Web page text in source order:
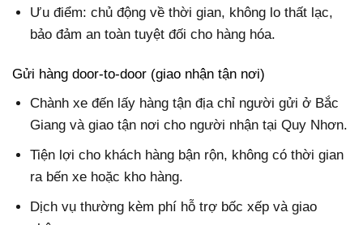
Ưu điểm: chủ động về thời gian, không lo thất lạc,
bảo đảm an toàn tuyệt đối cho hàng hóa.
Gửi hàng door-to-door (giao nhận tận nơi)
Chành xe đến lấy hàng tận địa chỉ người gửi ở Bắc
Giang và giao tận nơi cho người nhận tại Quy Nhơn.
Tiện lợi cho khách hàng bận rộn, không có thời gian
ra bến xe hoặc kho hàng.
Dịch vụ thường kèm phí hỗ trợ bốc xếp và giao